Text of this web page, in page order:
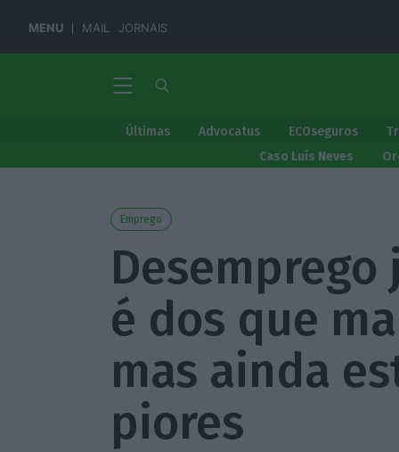
MENU MAIL JORNAIS
Últimas Advocatus ECOseguros
Caso Luís Neves
Emprego
é dos que
mas ainda
piores